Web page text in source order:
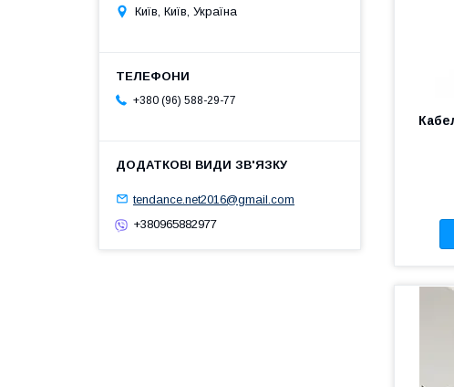
Київ, Київ, Україна
+380 (96) 588-29-77
tendance.net2016@gmail.com
+380965882977